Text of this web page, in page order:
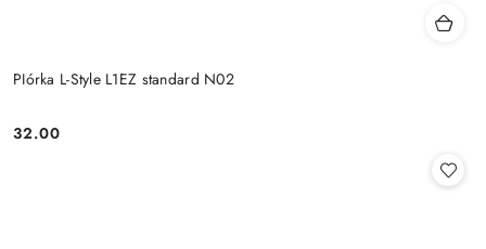
PIórka L-Style L1EZ standard N02
Cena:
32.00